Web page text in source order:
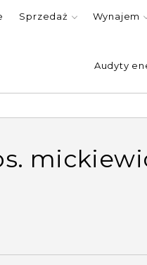
Sprzedaż Wynajem
Audyty